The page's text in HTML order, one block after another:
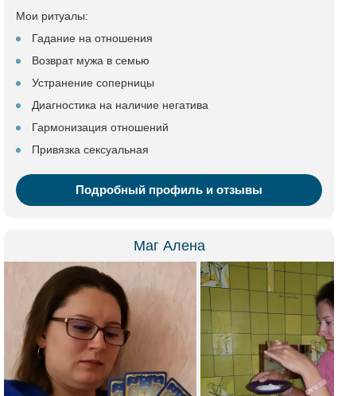
Мои ритуалы:
Гадание на отношения
Возврат мужа в семью
Устранение соперницы
Диагностика на наличие негатива
Гармонизация отношений
Привязка сексуальная
Подробный профиль и отзывы
Маг Алена